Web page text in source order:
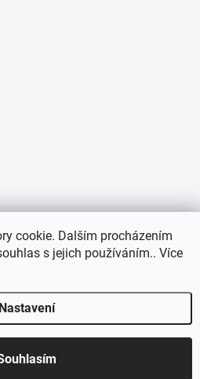
cookie. Dalším procházením
s jejich používáním.. Více
Nastavení
hod